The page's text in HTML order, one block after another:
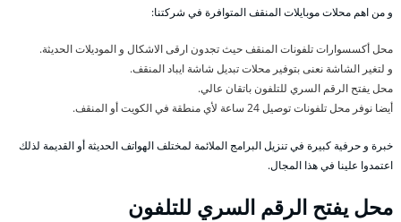
و من اهم محلات موبايلات المنقف المتوافرة في شركتنا:
محل أكسسوارات تلفونات المنقف حيث تجدون ارقى الاشكال و الموديلات الحديثة.
و لتغير الشاشة نعنى بتوفير محلات تبديل شاشة ايباد المنقف.
محل يفتح الرقم السري للتلفون باتقان عالي.
أيضا نوفر محل تلفونات توصيل 24 ساعة لأي منطقة في الكويت أو المنقف.
خبرة و حرفية كبيرة في تنزيل البرامج الملائمة لمختلف الهواتف الحديثة أو القديمة لذلك
اعتمدوا علينا في هذا المجال.
محل يفتح الرقم السري للتلفون